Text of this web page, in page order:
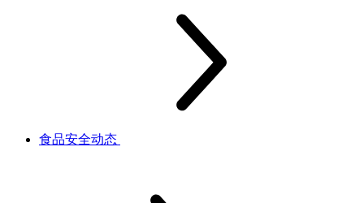
食品安全动态